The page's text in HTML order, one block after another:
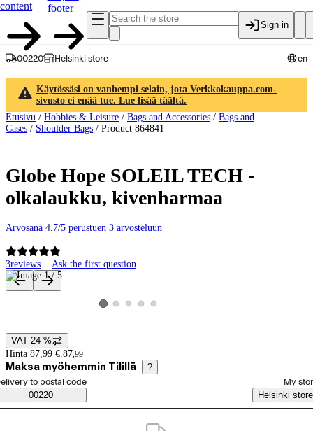
content
footer
Sign in
00220 Helsinki store en
Käytössäsi on vanhempi selain, jota Verkkokauppa.com-
sivusto ei enää tue. Lue lisää täältä.
Etusivu / Hobbies & Leisure / Bags and Accessories / Bags and
Cases / Shoulder Bags / Product 864841
Globe Hope SOLEIL TECH -
olkalaukku, kivenharmaa
Arvosana 4.7/5 perustuen 3 arvosteluun
3reviews Ask the first question
Product images and videos
View product image 1
View product image 2
View product image 3
View product image 4
View product image 5
Price details
VAT 24 %
Hinta 87,99 €. 87,99
Maksa myöhemmin Tilillä ?
Saatavuustiedot
order method
to postal code
00220
My
Helsinki store